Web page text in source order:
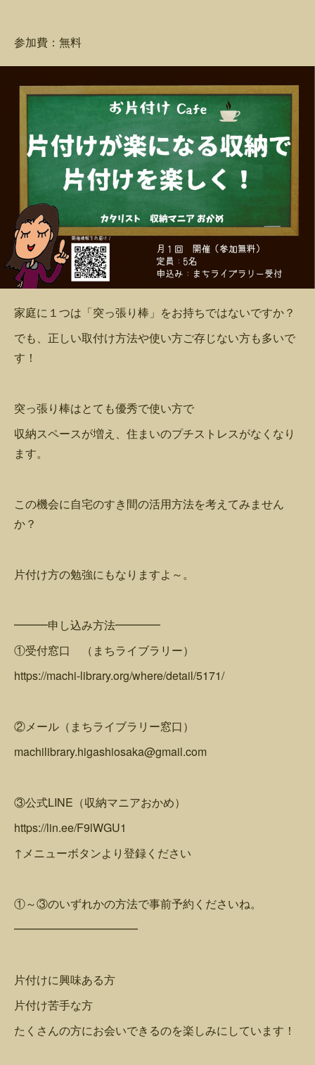
参加費：無料
家庭に１つは「突っ張り棒」をお持ちではないですか？
でも、正しい取付け方法や使い方ご存じない方も多いで
す！
突っ張り棒はとても優秀で使い方で
収納スペースが増え、住まいのプチストレスがなくなり
ます。
この機会に自宅のすき間の活用方法を考えてみません
か？
片付け方の勉強にもなりますよ～。
━━━申し込み方法━━━━
①受付窓口 （まちライブラリー）
https://machi-library.org/where/detail/5171/
②メール（まちライブラリー窓口）
machilibrary.higashiosaka@gmail.com
③公式LINE（収納マニアおかめ）
https://lin.ee/F9lWGU1
↑メニューボタンより登録ください
①～③のいずれかの方法で事前予約くださいね。
━━━━━━━━━━━
片付けに興味ある方
片付け苦手な方
たくさんの方にお会いできるのを楽しみにしています！